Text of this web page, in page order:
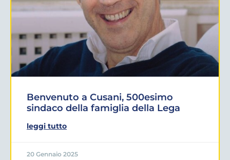
Benvenuto a Cusani, 500esimo
sindaco della famiglia della Lega
leggi tutto
20 Gennaio 2025